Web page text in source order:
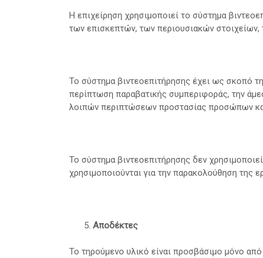
Η επιχείρηση χρησιμοποιεί το σύστημα
των επισκεπτών, των περιουσιακών
Το σύστημα βιντεοεπιτήρησης έχει ως σκοπό
περίπτωση παραβατικής συμπεριφοράς, την
λοιπών περιπτώσεων προστασίας προσώπων
Το σύστημα βιντεοεπιτήρησης δεν
χρησιμοποιούνται για την παρακολούθηση της
Αποδέκτες
Το τηρούμενο υλικό είναι προσβάσιμο μόνο